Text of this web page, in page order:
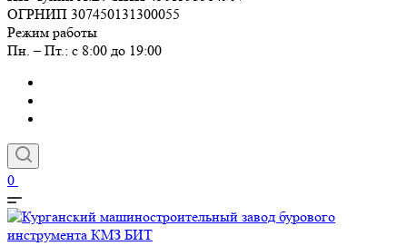
ОГРНИП 307450131300055
Режим работы
Пн. – Пт.: с 8:00 до 19:00
0